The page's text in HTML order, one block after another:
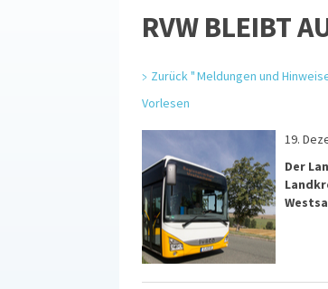
RVW BLEIBT
Zurück " Meldungen und
Vorlesen
19.
Der